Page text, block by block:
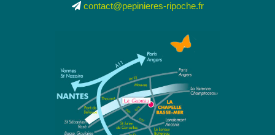
contact@pepinieres-ripoche.fr